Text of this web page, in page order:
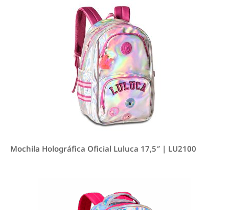
Mochila Holográfica Oficial Luluca 17,5″ | LU2100